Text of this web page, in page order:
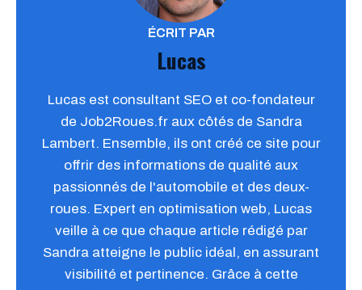
ÉCRIT PAR
Lucas
Lucas est consultant SEO et co-fondateur
de Job2Roues.fr aux côtés de Sandra
Lambert. Ensemble, ils ont créé ce site pour
offrir des informations de qualité aux
passionnés de l'automobile et des deux-
roues. Expert en optimisation web, Lucas
veille à ce que chaque article rédigé par
Sandra atteigne le public idéal, en assurant
visibilité et pertinence. Grâce à cette